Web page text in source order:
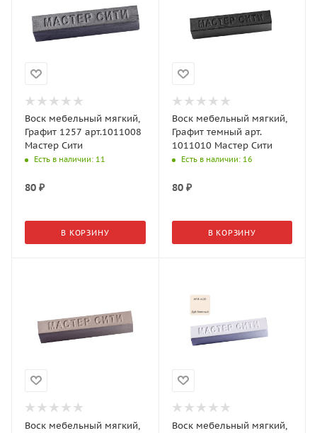
Воск мебельный мягкий,
Графит 1257 арт.1011008
Мастер Сити
Есть в наличии: 11
80 ₽
В КОРЗИНУ
Воск мебельный мягкий,
Графит темный арт.
1011010 Мастер Сити
Есть в наличии: 16
80₽
В КОРЗИНУ
Воск мебельный мягкий,
Воск мебельный мягкий,